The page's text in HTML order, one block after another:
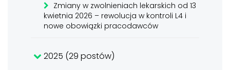
Zmiany w zwolnieniach lekarskich od 13
kwietnia 2026 – rewolucja w kontroli L4 i
nowe obowiązki pracodawców
2025 (29 postów)